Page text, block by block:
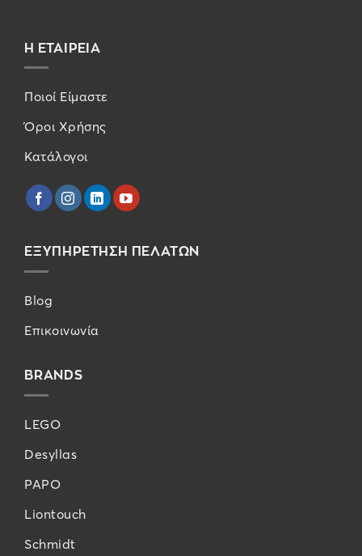
Η ΕΤΑΙΡΕΙΑ
Ποιοί Είμαστε
Όροι Χρήσης
Κατάλογοι
ΕΞΥΠΗΡΕΤΗΣΗ ΠΕΛΑΤΩΝ
Blog
Επικοινωνία
BRANDS
LEGO
Desyllas
PAPO
Liontouch
Schmidt